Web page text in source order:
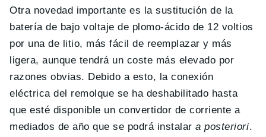
Otra novedad importante es la sustitución de la
batería de bajo voltaje de plomo-ácido de 12 voltios
por una de litio, más fácil de reemplazar y más
ligera, aunque tendrá un coste más elevado por
razones obvias. Debido a esto, la conexión
eléctrica del remolque se ha deshabilitado hasta
que esté disponible un convertidor de corriente a
mediados de año que se podrá instalara posteriori.